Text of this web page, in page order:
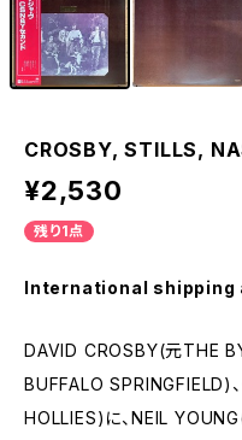
CROSBY, STILLS,
¥2,530
残り1点
International shipping
DAVID CROSBY(元THE
BUFFALO SPRINGFIELD)
HOLLIES)に、NEIL